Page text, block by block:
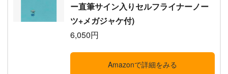
ー直筆サイン入りセルフライナーノー
ツ+メガジャケ付)
6,050円
Amazonで詳細をみる